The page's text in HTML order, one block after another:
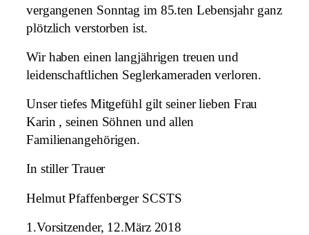
vergangenen Sonntag im 85.ten Lebensjahr ganz
plötzlich verstorben ist.
Wir haben einen langjährigen treuen und
leidenschaftlichen Seglerkameraden verloren.
Unser tiefes Mitgefühl gilt seiner lieben Frau
Karin , seinen Söhnen und allen
Familienangehörigen.
In stiller Trauer
Helmut Pfaffenberger SCSTS
1.Vorsitzender, 12.März 2018